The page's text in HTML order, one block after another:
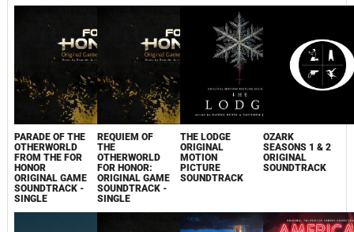
PARADE OF THE
OTHERWORLD
FROM THE FOR
HONOR
ORIGINAL GAME
SOUNDTRACK -
SINGLE
REQUIEM OF
THE
OTHERWORLD
FOR HONOR:
ORIGINAL GAME
SOUNDTRACK -
SINGLE
THE LODGE
ORIGINAL
MOTION
PICTURE
SOUNDTRACK
OZARK
SEASONS 1 & 2
ORIGINAL
SOUNDTRACK